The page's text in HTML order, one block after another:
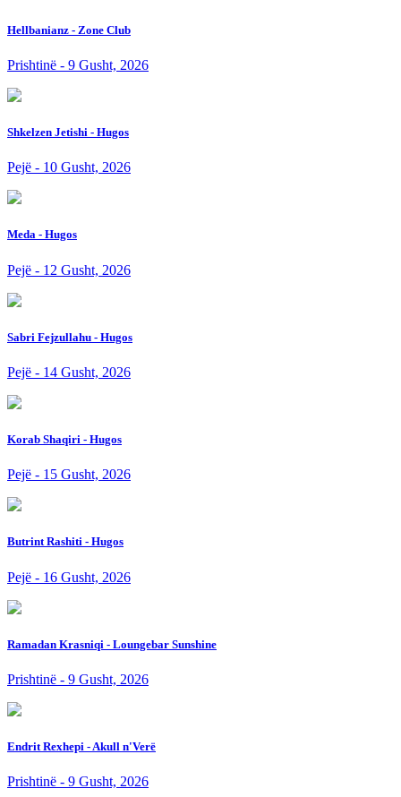
Hellbanianz - Zone Club
Prishtinë - 9 Gusht, 2026
Shkelzen Jetishi - Hugos
Pejë - 10 Gusht, 2026
Meda - Hugos
Pejë - 12 Gusht, 2026
Sabri Fejzullahu - Hugos
Pejë - 14 Gusht, 2026
Korab Shaqiri - Hugos
Pejë - 15 Gusht, 2026
Butrint Rashiti - Hugos
Pejë - 16 Gusht, 2026
Ramadan Krasniqi - Loungebar Sunshine
Prishtinë - 9 Gusht, 2026
Endrit Rexhepi - Akull n'Verë
Prishtinë - 9 Gusht, 2026